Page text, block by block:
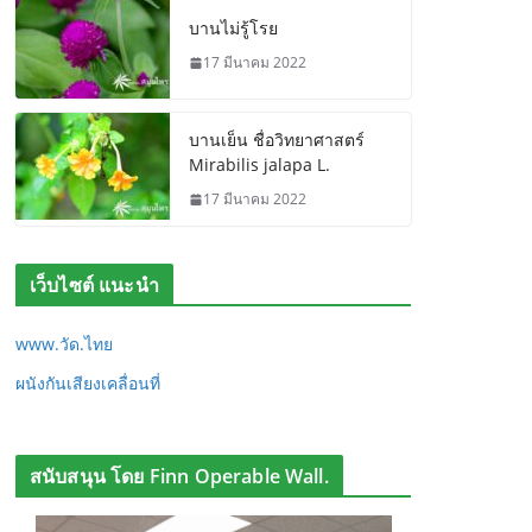
บานไม่รู้โรย
17 มีนาคม 2022
บานเย็น ชื่อวิทยาศาสตร์
Mirabilis jalapa L.
17 มีนาคม 2022
เว็บไซต์ แนะนำ
www.วัด.ไทย
ผนังกันเสียงเคลื่อนที่
สนับสนุน โดย Finn Operable Wall.